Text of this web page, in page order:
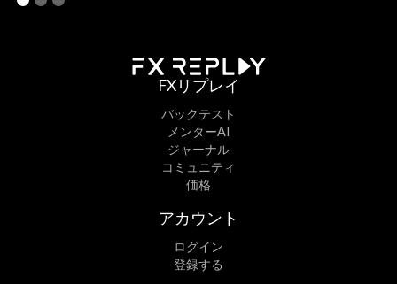
FXリプレイ
バックテスト
メンターAI
ジャーナル
コミュニティ
価格
アカウント
ログイン
登録する